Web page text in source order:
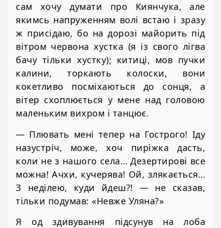
сам хочу думати про Киянчука, але
якимсь напруженням волі встаю і зразу
ж присідаю, бо на дорозі майорить під
вітром червона хустка (я із свого лігва
бачу тільки хустку); китиці, мов пучки
калини, торкають колоски, вони
кокетливо посміхаються до сонця, а
вітер схоплюється у мене над головою
маленьким вихром і танцює.
— Плювать мені тепер на Гострого! Іду
назустріч, може, хоч пиріжка дасть,
коли не з нашого села… Дезертирові все
можна! Ачхи, кучерява! Ой, злякається…
З неділею, куди йдеш?! — не сказав,
тільки подумав: «Невже Уляна?»
Я од здивування підсунув на лоба